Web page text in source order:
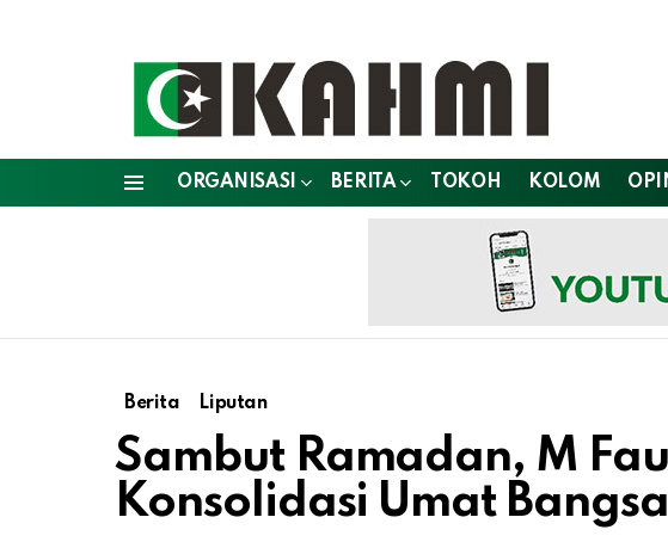
ORGANISASI BERITA TOKOH KOLOM
Berita Liputan
Sambut Ramadan, M
Konsolidasi Umat Bangsa